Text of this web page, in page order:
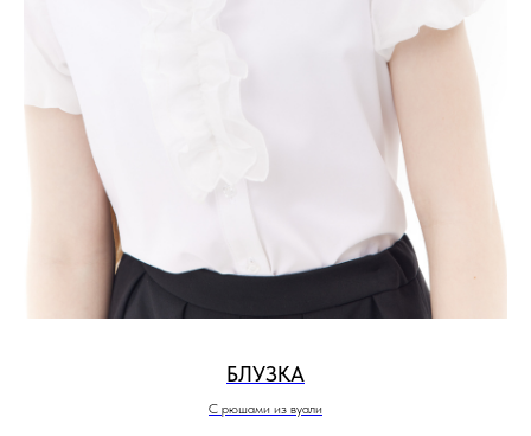
БЛУЗКА
С рюшами из вуали